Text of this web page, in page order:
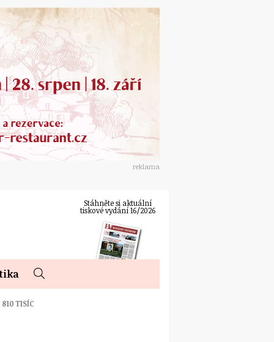
reklama
Stáhněte si aktuální
tiskové vydání 16/2026
810 TISÍC